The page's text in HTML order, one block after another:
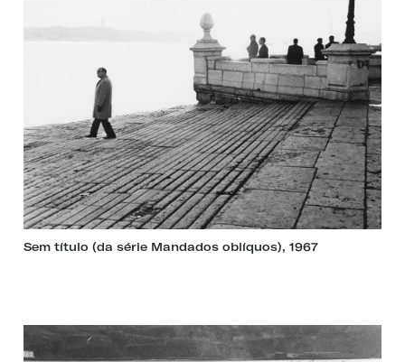
Sem título (da série Mandados oblíquos), 1967